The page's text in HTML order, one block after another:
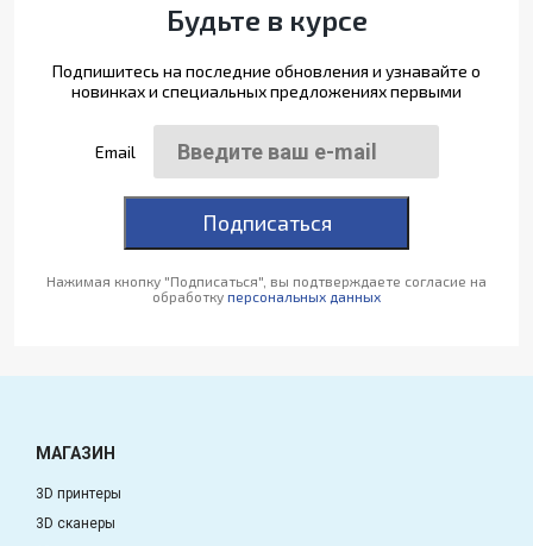
Будьте в курсе
Подпишитесь на последние обновления и узнавайте о
новинках и специальных предложениях первыми
Email
Подписаться
Нажимая кнопку "Подписаться", вы подтверждаете согласие на
обработку персональных данных
МАГАЗИН
3D принтеры
3D сканеры